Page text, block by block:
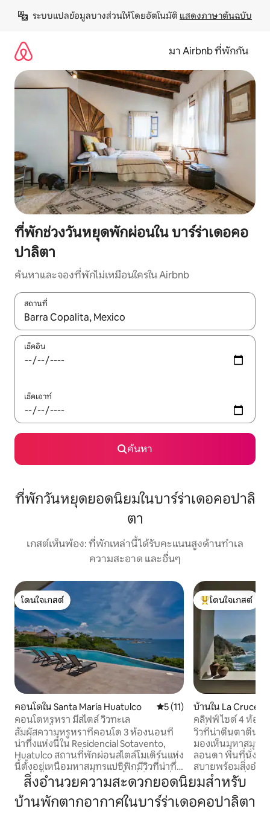
เนื้อหา
ระบบแปลข้อมูลบางส่วนให้โดยอัตโนมัติ แสดงภาษาต้นฉบับ
มา Airbnb ที่พักกัน
ที่พักช่วงวันหยุดพักผ่อนใน บาร์ร่าเดอคอ
ปาลิตา
ค้นหาและจองที่พักไม่เหมือนใครใน Airbnb
สถานที่
ใช้ลูกศรขึ้นลง หรือใช้การสัมผัสหรือปัด เพื่อสำรวจผลการค้นหา
เช็คอิน
เช็คเอาท์
ค้นหา
ที่พักวันหยุดยอดนิยมในบาร์ร่าเดอคอปาลิ
ตา
เกสต์เห็นพ้อง: ที่พักเหล่านี้ได้รับคะแนนสูงด้านทำเล
ความสะอาด และอื่นๆ
โดนใจเกสต์
โดนใจเกสต์
คอนโดใน Santa María Huatulco คะแนนเฉลี่ย 5 จาก 5, 11 รีวิว
5 (11)
คอนโดหรูหรา มีสไตล์ วิวทะเล
สัมผัสความหรูหราที่คอนโด 3 ห้องนอนที่
น่าทึ่งแห่งนี้ใน Residencial Sotavento,
Huatulco สถานที่พักผ่อนสไตล์โมเดิร์นแห่ง
นี้ตั้งอยู่เหนือมหาสมุทรแปซิฟิกมีวิวที่น่าทึ่ง
จากทุกห้อง เพลิดเพลินกับพื้นที่นั่งเล่นที่
กว้างขวางห้องครัวที่มีอุปกรณ์ครบครันและ
ระเบียงส่วนตัวสำหรับการรับประทาน
โดนใจเกสต์ที่สุด
โดนใจเกสต์
บ้านใน La
คลิฟฟ์ไซด์ 4 ห้องน
เครื่องปรับอากาศ
วิวที่น่าตื่นตาตื่นใ
มองเห็นมหาสมุท
ลอนดา พื้นที่นั่งเล่
สบายพร้อมสิ่งอำ
มีห้องครัวเครื่องป
ว่ายน้ำครบครัน ส
ประทานอาหารแล
สิ่งอำนวยความสะดวกยอดนิยมสำหรับ
บ้านพักตากอากาศในบาร์ร่าเดอคอปาลิตา